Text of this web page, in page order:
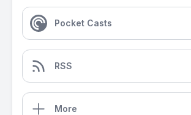
Pocket Casts
RSS
More